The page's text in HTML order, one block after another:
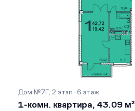
Дом №7Г, 2 этап · 6 этаж
1-комн. квартира, 43.09 м²